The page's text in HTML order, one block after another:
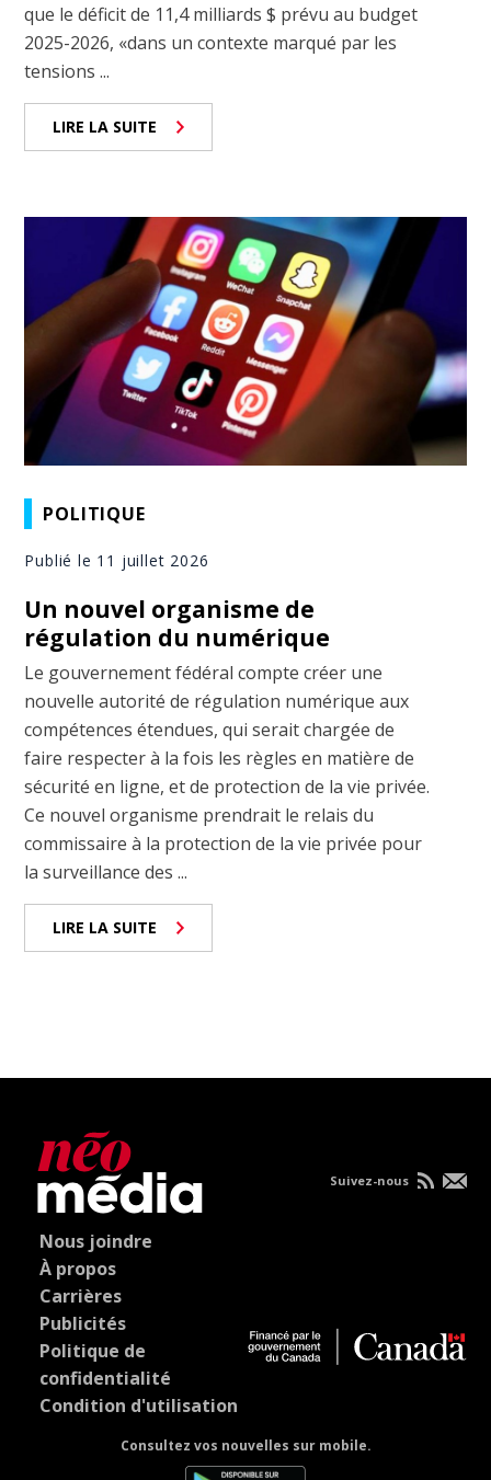
que le déficit de 11,4 milliards $ prévu au budget
2025-2026, «dans un contexte marqué par les
tensions ...
LIRE LA SUITE
POLITIQUE
Publié le 11 juillet 2026
Un nouvel organisme de
régulation du numérique
Le gouvernement fédéral compte créer une
nouvelle autorité de régulation numérique aux
compétences étendues, qui serait chargée de
faire respecter à la fois les règles en matière de
sécurité en ligne, et de protection de la vie privée.
Ce nouvel organisme prendrait le relais du
commissaire à la protection de la vie privée pour
la surveillance des ...
LIRE LA SUITE
Nous joindre
À propos
Carrières
Publicités
Politique de
confidentialité
Condition d'utilisation
Consultez vos nouvelles sur mobile.
Suivez-nous